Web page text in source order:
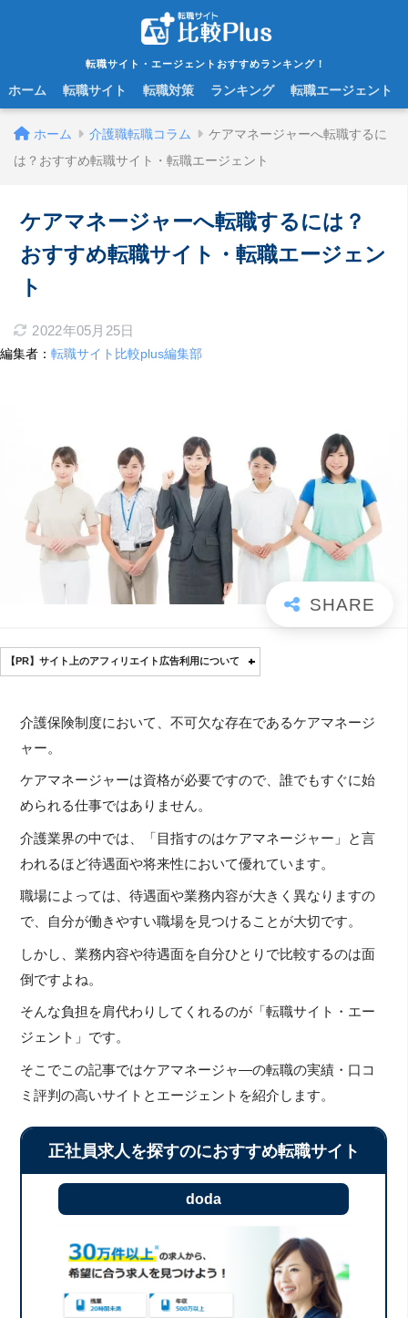
転職サイト・エージェントおすすめランキング！
ホーム 転職サイト 転職対策 ランキング 転職エージェント
ホーム 介護職転職コラム
ケアマネージャーへ転職するに
は？おすすめ転職サイト・転職エージェント
ケアマネージャーへ転職するには？
おすすめ転職サイト・転職エージェン
ト
2022年05月25日
編集者： 転職サイト比較plus編集部
【PR】サイト上のアフィリエイト広告利用について
介護保険制度において、不可欠な存在であるケアマネージ
ャー。
ケアマネージャーは資格が必要ですので、誰でもすぐに始
められる仕事ではありません。
介護業界の中では、「目指すのはケアマネージャー」と言
われるほど待遇面や将来性において優れています。
職場によっては、待遇面や業務内容が大きく異なりますの
で、自分が働きやすい職場を見つけることが大切です。
しかし、業務内容や待遇面を自分ひとりで比較するのは面
倒ですよね。
そんな負担を肩代わりしてくれるのが「転職サイト・エー
ジェント」です。
そこでこの記事ではケアマネージャ―の転職の実績・口コ
ミ評判の高いサイトとエージェントを紹介します。
正社員求人を探すのにおすすめ転職サイト
doda